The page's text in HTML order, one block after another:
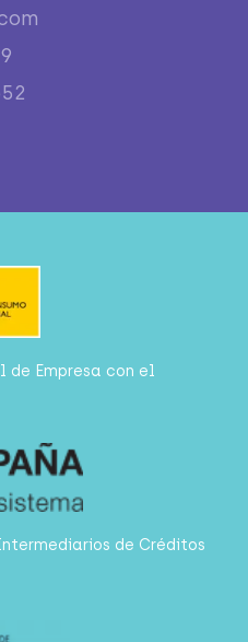
Empresa con el
de Créditos